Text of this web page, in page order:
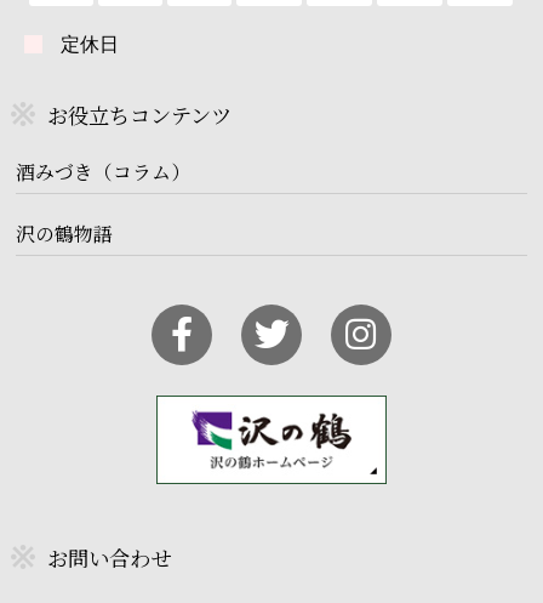
定休日
お役立ちコンテンツ
酒みづき（コラム）
沢の鶴物語
お問い合わせ